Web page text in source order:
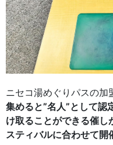
ニセコ湯めぐりパスの加
集めると”名人”として認
け取ることができる催
スティバルに合わせて開